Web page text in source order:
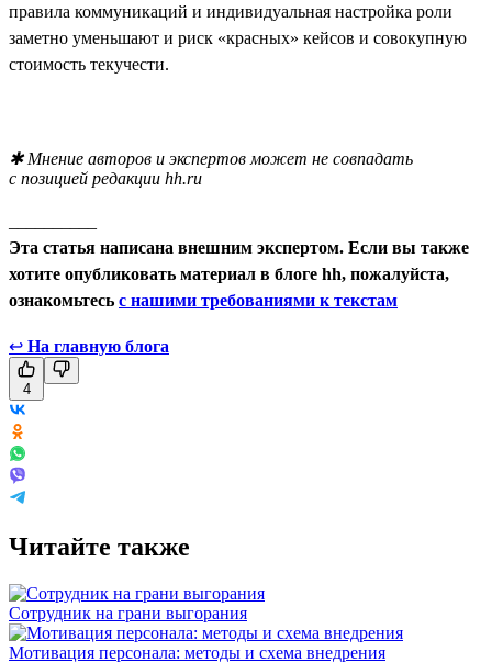
правила коммуникаций и индивидуальная настройка роли
заметно уменьшают и риск «красных» кейсов и совокупную
стоимость текучести.
✱ Мнение авторов и экспертов может не совпадать
с позицией редакции hh.ru
Эта статья написана внешним экспертом. Если вы также
хотите опубликовать материал в блоге hh, пожалуйста,
ознакомьтесь с нашими требованиями к текстам
↩ На главную блога
4
Читайте также
Сотрудник на грани выгорания
Мотивация персонала: методы и схема внедрения